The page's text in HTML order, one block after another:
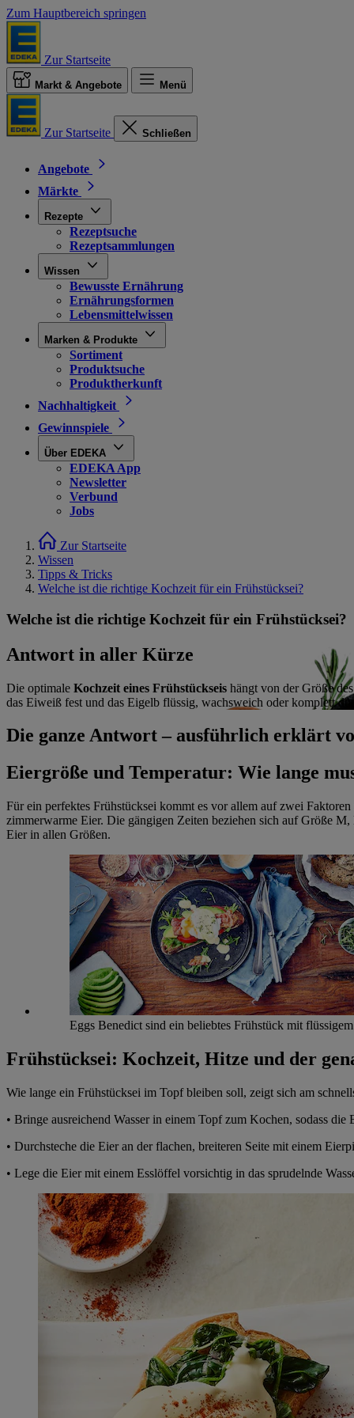
Zum Hauptbereich springen
Zur Startseite
Markt & Angebote Menü
Zur Startseite Schließen
Angebote
Märkte
Rezepte
Rezeptsuche
Rezeptsammlungen
Wissen
Bewusste Ernährung
Ernährungsformen
Lebensmittelwissen
Marken & Produkte
Sortiment
Produktsuche
Produktherkunft
Nachhaltigkeit
Gewinnspiele
Über EDEKA
EDEKA App
Newsletter
Verbund
Jobs
Zur Startseite
Wissen
Tipps & Tricks
Welche ist die richtige Kochzeit für ein Frühstücksei?
Welche ist die richtige Kochzeit für ein Frühstücksei?
Antwort in aller Kürze
Die optimale Kochzeit eines Frühstückseis hängt von der Größe
das Eiweiß fest und das Eigelb flüssig, wachsweich oder komplett
Die ganze Antwort – ausführlich erklärt
Eiergröße und Temperatur: Wie lange
Für ein perfektes Frühstücksei kommt es vor allem auf zwei
zimmerwarme Eier. Die gängigen Zeiten beziehen sich auf Größe
Eier in allen Größen.
Eggs Benedict sind ein beliebtes Frühstück mit
Frühstücksei: Kochzeit, Hitze und der
Wie lange ein Frühstücksei im Topf bleiben soll, zeigt sich am
• Bringe ausreichend Wasser in einem Topf zum Kochen, sodass die
• Durchsteche die Eier an der flachen, breiteren Seite mit einem
• Lege die Eier mit einem Esslöffel vorsichtig in das sprudelnde